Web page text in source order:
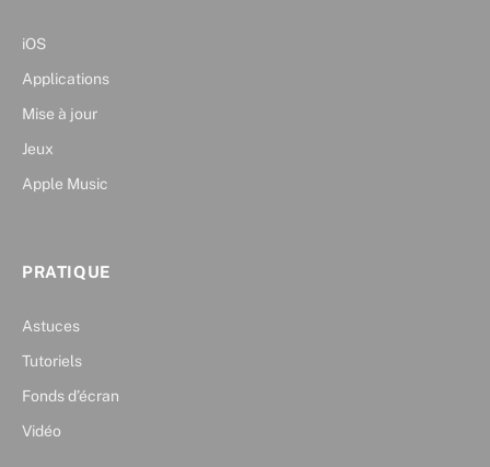
iOS
Applications
Mise à jour
Jeux
Apple Music
PRATIQUE
Astuces
Tutoriels
Fonds d’écran
Vidéo